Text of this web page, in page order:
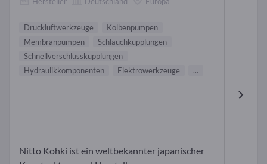
Druckluftwerkzeuge
Kolbenpumpen
Membranpumpen
Schlauchkupplungen
Schnellverschlusskupplungen
Hydraulikkomponenten
Elektrowerkzeuge ...
Nitto Kohki ist ein weltbekannter japanischer